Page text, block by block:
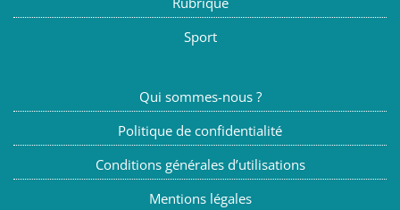
Sport
Qui sommes-nous ?
Politique de confidentialité
Conditions générales d’utilisations
Mentions légales